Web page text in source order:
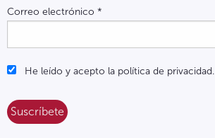
Correo electrónico *
He leído y acepto la política de privacidad.